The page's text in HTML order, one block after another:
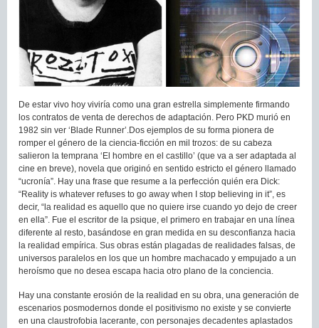
De estar vivo hoy viviría como una gran estrella simplemente firmando
los contratos de venta de derechos de adaptación. Pero PKD murió en
1982 sin ver ‘Blade Runner’.Dos ejemplos de su forma pionera de
romper el género de la ciencia-ficción en mil trozos: de su cabeza
salieron la temprana ‘El hombre en el castillo’ (que va a ser adaptada al
cine en breve), novela que originó en sentido estricto el género llamado
“ucronía”. Hay una frase que resume a la perfección quién era Dick:
“Reality is whatever refuses to go away when I stop believing in it”, es
decir, “la realidad es aquello que no quiere irse cuando yo dejo de creer
en ella”. Fue el escritor de la psique, el primero en trabajar en una línea
diferente al resto, basándose en gran medida en su desconfianza hacia
la realidad empírica. Sus obras están plagadas de realidades falsas, de
universos paralelos en los que un hombre machacado y empujado a un
heroísmo que no desea escapa hacia otro plano de la conciencia.
Hay una constante erosión de la realidad en su obra, una generación de
escenarios posmodernos donde el positivismo no existe y se convierte
en una claustrofobia lacerante, con personajes decadentes aplastados